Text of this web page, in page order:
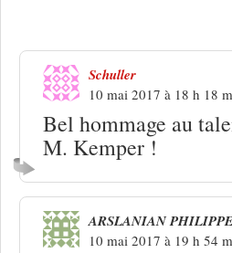
Schuller
10 mai 2017 à 18 h 18
Bel hommage au
M. Kemper !
ARSLANIAN
10 mai 2017 à 19 h 54